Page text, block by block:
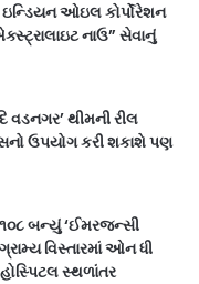
ઓઇલ કોર્પોરેશન
નાઉ” સેવાનું
થીમની રીલ
ઉપયોગ કરી શકાશે પણ
બન્યું ‘ઈમરજન્સી
વિસ્તારમાં ઓન ધી
સ્થળાંતર